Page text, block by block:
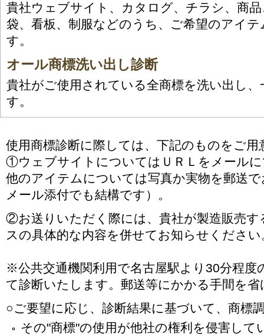
貴社ウェブサイト、カタログ、チラシ、商
袋、看板、制服などのうち、ご希望のアイ
す。
オール商標洗い出し診断
貴社がご使用されている全商標を洗い出し
す。
使用商標診断に際しては、下記のものをご用
①ウェブサイトについてはＵＲＬをメール
他のアイテムについては写真か実物を郵送
メール添付でも結構です）。
②お送りいただく際には、貴社が製造販売す
スの具体的な内容を併せてお知らせください
※公共交通機関利用で名古屋駅より30分程度
て診断いたします。郵送等にかかる手間を省
○ご要望に応じ、診断結果に基づいて、商標
その"商標"の使用が他社の権利を侵害して